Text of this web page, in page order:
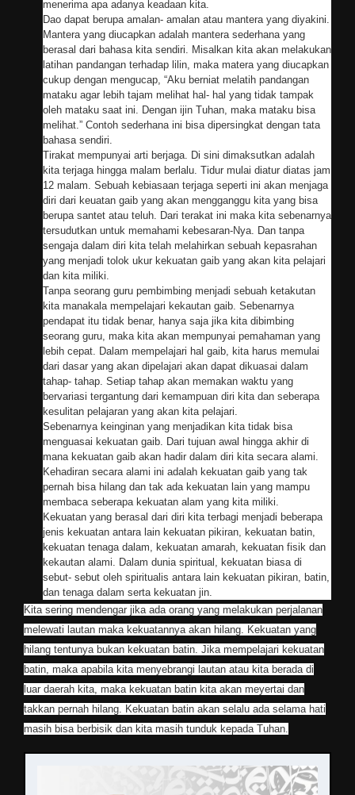
menerima apa adanya keadaan kita.
Dao dapat berupa amalan- amalan atau mantera yang diyakini.
Mantera yang diucapkan adalah mantera sederhana yang
berasal dari bahasa kita sendiri. Misalkan kita akan melakukan
latihan pandangan terhadap lilin, maka matera yang diucapkan
cukup dengan mengucap, “Aku berniat melatih pandangan
mataku agar lebih tajam melihat hal- hal yang tidak tampak
oleh mataku saat ini. Dengan ijin Tuhan, maka mataku bisa
melihat.” Contoh sederhana ini bisa dipersingkat dengan tata
bahasa sendiri.
Tirakat mempunyai arti berjaga. Di sini dimaksutkan adalah
kita terjaga hingga malam berlalu. Tidur mulai diatur diatas jam
12 malam. Sebuah kebiasaan terjaga seperti ini akan menjaga
diri dari keuatan gaib yang akan mengganggu kita yang bisa
berupa santet atau teluh. Dari terakat ini maka kita sebenarnya
tersudutkan untuk memahami kebesaran-Nya. Dan tanpa
sengaja dalam diri kita telah melahirkan sebuah kepasrahan
yang menjadi tolok ukur kekuatan gaib yang akan kita pelajari
dan kita miliki.
Tanpa seorang guru pembimbing menjadi sebuah ketakutan
kita manakala mempelajari kekautan gaib. Sebenarnya
pendapat itu tidak benar, hanya saja jika kita dibimbing
seorang guru, maka kita akan mempunyai pemahaman yang
lebih cepat. Dalam mempelajari hal gaib, kita harus memulai
dari dasar yang akan dipelajari akan dapat dikuasai dalam
tahap- tahap. Setiap tahap akan memakan waktu yang
bervariasi tergantung dari kemampuan diri kita dan seberapa
kesulitan pelajaran yang akan kita pelajari.
Sebenarnya keinginan yang menjadikan kita tidak bisa
menguasai kekuatan gaib. Dari tujuan awal hingga akhir di
mana kekuatan gaib akan hadir dalam diri kita secara alami.
Kehadiran secara alami ini adalah kekuatan gaib yang tak
pernah bisa hilang dan tak ada kekuatan lain yang mampu
membaca seberapa kekuatan alam yang kita miliki.
Kekuatan yang berasal dari diri kita terbagi menjadi beberapa
jenis kekuatan antara lain kekuatan pikiran, kekuatan batin,
kekuatan tenaga dalam, kekuatan amarah, kekuatan fisik dan
kekautan alami. Dalam dunia spiritual, kekuatan biasa di
sebut- sebut oleh spiritualis antara lain kekuatan pikiran, batin,
dan tenaga dalam serta kekuatan jin.
Kita sering mendengar jika ada orang yang melakukan perjalanan
melewati lautan maka kekuatannya akan hilang. Kekuatan yang
hilang tentunya bukan kekuatan batin. Jika mempelajari kekuatan
batin, maka apabila kita menyebrangi lautan atau kita berada di
luar daerah kita, maka kekuatan batin kita akan meyertai dan
takkan pernah hilang. Kekuatan batin akan selalu ada selama hati
masih bisa berbisik dan kita masih tunduk kepada Tuhan.